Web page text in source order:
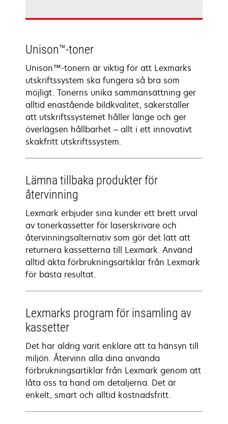
Unison™-toner
Unison™-tonern är viktig för att Lexmarks
utskriftssystem ska fungera så bra som
möjligt. Tonerns unika sammansättning ger
alltid enastående bildkvalitet, säkerställer
att utskriftssystemet håller länge och ger
överlägsen hållbarhet – allt i ett innovativt
skakfritt utskriftssystem.
Lämna tillbaka produkter för
återvinning
Lexmark erbjuder sina kunder ett brett urval
av tonerkassetter för laserskrivare och
återvinningsalternativ som gör det lätt att
returnera kassetterna till Lexmark. Använd
alltid äkta förbrukningsartiklar från Lexmark
för bästa resultat.
Lexmarks program för insamling av
kassetter
Det har aldrig varit enklare att ta hänsyn till
miljön. Återvinn alla dina använda
förbrukningsartiklar från Lexmark genom att
låta oss ta hand om detaljerna. Det är
enkelt, smart och alltid kostnadsfritt.